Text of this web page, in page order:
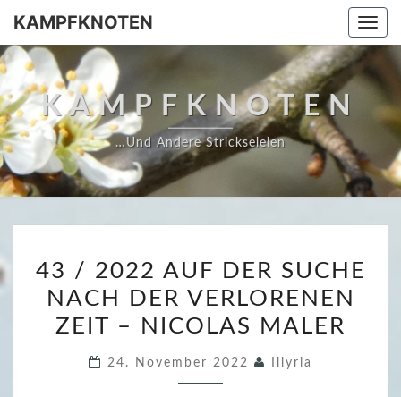
Skip
content
KAMPFKNOTEN
KAMPFKNOTEN
…und Andere Strickseleien
3
/
2
2
43 / 2022 AUF DER SUCHE
NACH DER VERLORENEN
ZEIT – NICOLAS MALER
24. November 2022 Illyria